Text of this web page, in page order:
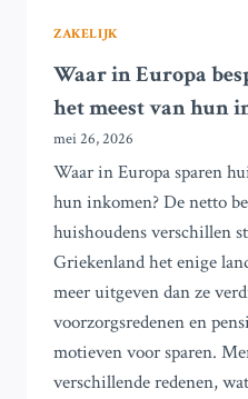
ZAKELIJK
Waar in Europa
het meest van hun
mei 26, 2026
Waar in Europa sparen
hun inkomen? De netto
huishoudens verschillen
Griekenland het enige
meer uitgeven dan ze
voorzorgsredenen en
motieven voor sparen.
verschillende redenen,